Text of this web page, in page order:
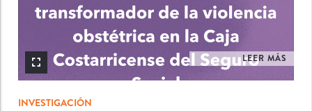
LEER MÁS
INVESTIGACIÓN